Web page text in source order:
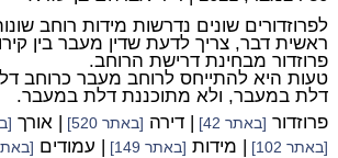
לפרוזדורים שונים נדרשות מידות רוחב
ראשית דבר, צריך לדעת שדין מעבר בין
פרוזדור מבחינת דרישת הרוחב.
טעות היא להתייחס לרוחב מעבר כרוחב
דלת במעבר, ולא מתוכננת דלת במעבר.
פרוזדור [באתר 42] | דירה [באתר 520] | אורך
[באתר 102] | מידות [באתר 149] | עמודים [באתר